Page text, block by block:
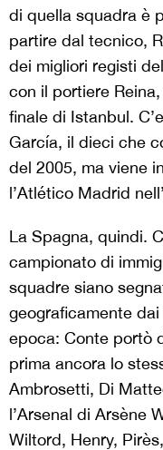
di quella squadra è
partire dal tecnico,
dei migliori registi
con il portiere
finale di Istanbul.
García, il dieci che
del 2005, ma viene
l’Atlético Madrid
La Spagna, quindi.
campionato di
squadre siano
geograficamente
epoca: Conte portò
prima ancora lo
Ambrosetti, Di
l’Arsenal di Arsène
Wiltord, Henry,